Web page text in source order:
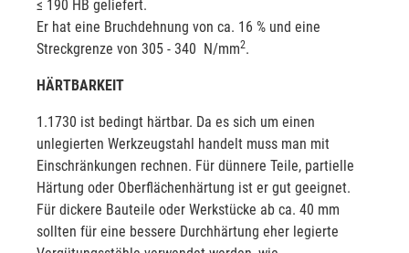
≤ 190 HB geliefert.
Er hat eine Bruchdehnung von ca. 16 % und eine
Streckgrenze von 305 - 340 N/mm2.
HÄRTBARKEIT
1.1730 ist bedingt härtbar. Da es sich um einen
unlegierten Werkzeugstahl handelt muss man mit
Einschränkungen rechnen. Für dünnere Teile, partielle
Härtung oder Oberflächenhärtung ist er gut geeignet.
Für dickere Bauteile oder Werkstücke ab ca. 40 mm
sollten für eine bessere Durchhärtung eher legierte